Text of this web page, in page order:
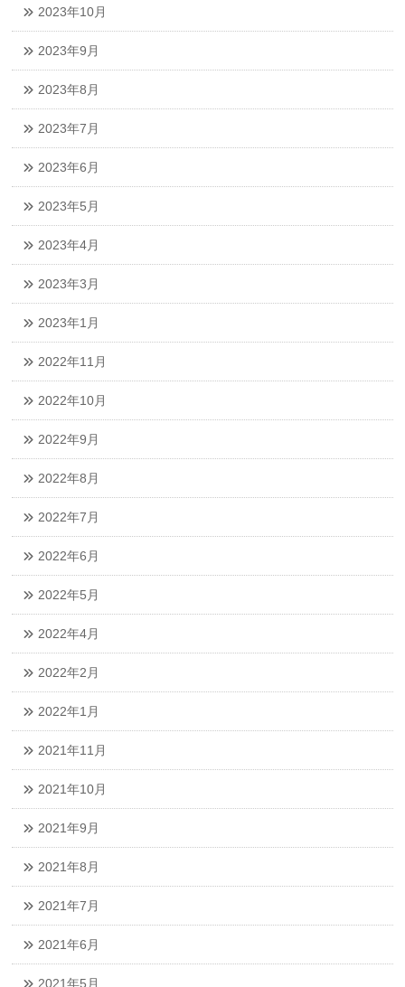
2023年10月
2023年9月
2023年8月
2023年7月
2023年6月
2023年5月
2023年4月
2023年3月
2023年1月
2022年11月
2022年10月
2022年9月
2022年8月
2022年7月
2022年6月
2022年5月
2022年4月
2022年2月
2022年1月
2021年11月
2021年10月
2021年9月
2021年8月
2021年7月
2021年6月
2021年5月